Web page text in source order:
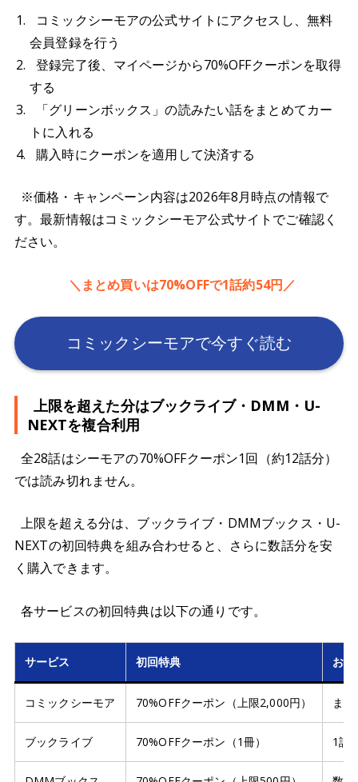
コミックシーモアの公式サイトにアクセスし、無料
会員登録を行う
登録完了後、マイページから70%OFFクーポンを取得
する
「グリーンボックス」の読みたい話をまとめてカー
トに入れる
購入時にクーポンを適用して決済する
※価格・キャンペーン内容は2026年8月時点の情報で
す。最新情報はコミックシーモア公式サイトでご確認く
ださい。
＼まとめ買いは70%OFFで1話約54円／
コミックシーモアで今すぐ読む
上限を超えた分はブックライブ・DMM・U-
NEXTを複合利用
全28話はシーモアの70%OFFクーポン1回（約12話分）
では読み切れません。
上限を超える分は、ブックライブ・DMMブックス・U-
NEXTの初回特典を組み合わせると、さらに数話分を安
く購入できます。
各サービスの初回特典は以下の通りです。
サービス 初回特典 お
コミックシーモア 70%OFFクーポン（上限2,000円） ま
ブックライブ 70%OFFクーポン（1冊） 1話